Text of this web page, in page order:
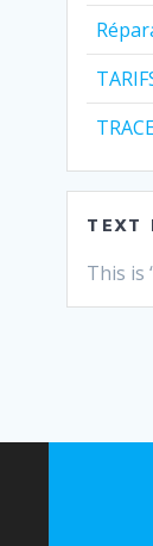
TEXT
This is